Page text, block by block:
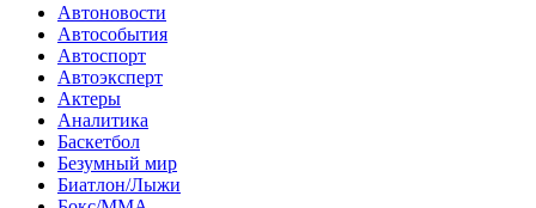
Автоновости
Автособытия
Автоспорт
Автоэксперт
Актеры
Аналитика
Баскетбол
Безумный мир
Биатлон/Лыжи